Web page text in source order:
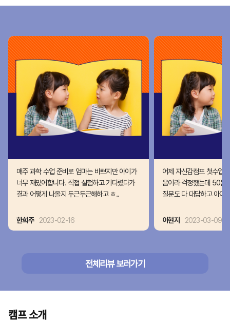
매주 과학 수업 준비로 엄마는 바쁘지만 아이가
너무 재밌어합니다. 직접 실험하고 기다렸다가
결과 어떻게 나올지 두근두근해하고 ㅎ..
한희주 2023-02-16
어제 자신감캠프 첫수업
음이라 걱정했는데 50분
질문도 다 대답하고 아이
이현지 2023-03-09
전체리뷰 보러가기
캠프 소개